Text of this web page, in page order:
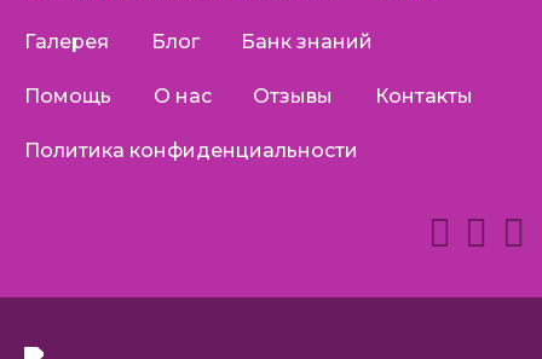
Галерея Блог Банк знаний
Помощь О нас Отзывы Контакты
Политика конфиденциальности